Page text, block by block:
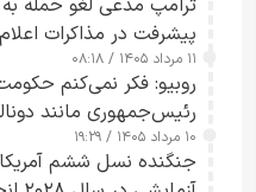
ترامپ
پیشرفت در مذاکرات
۱۱ مرداد ۱۴۰۵ / ۰۸:۱۸
روبیو: فکر نمی‌کنم
رئیس‌جمهوری مانند
کسی که واقعاً دست به
۱۰ مرداد ۱۴۰۵ / ۱۹:۲۹